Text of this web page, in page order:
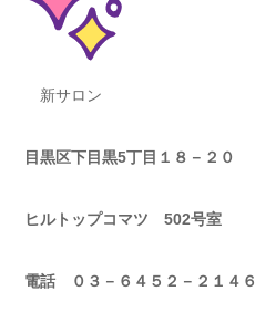
新サロン
目黒区下目黒5丁目１８－２０
ヒルトップコマツ 502号室
電話 ０３－６４５２－２１４６